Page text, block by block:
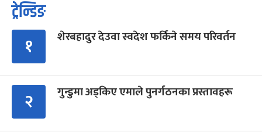
ट्रेन्डिङ
१ शेरबहादुर देउवा स्वदेश फर्किने समय परिवर्तन
२ गुन्डुमा अड्किए एमाले पुनर्गठनका प्रस्तावहरू